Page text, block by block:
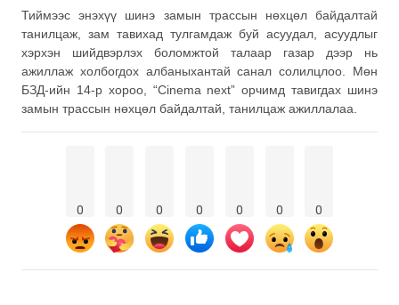
Тиймээс энэхүү шинэ замын трассын нөхцөл байдалтай
танилцаж, зам тавихад тулгамдаж буй асуудал, асуудлыг
хэрхэн шийдвэрлэх боломжтой талаар газар дээр нь
ажиллаж холбогдох албаныхантай санал солилцлоо. Мөн
БЗД-ийн 14-р хороо, “Cinema next” орчимд тавигдах шинэ
замын трассын нөхцөл байдалтай, танилцаж ажиллалаа.
0 0 0 0 0 0 0